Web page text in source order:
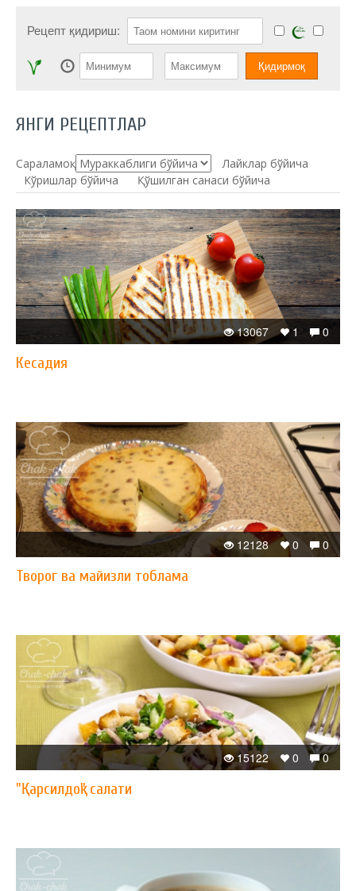
Рецепт қидириш:
ЯНГИ РЕЦЕПТЛАР
Сараламоқ:
Лайклар бўйича
Кўришлар бўйича
Қўшилган санаси бўйича
0
1
13067
Кесадия
0
0
12128
Творог ва майизли тоблама
0
0
15122
"Қарсилдоқ" салати